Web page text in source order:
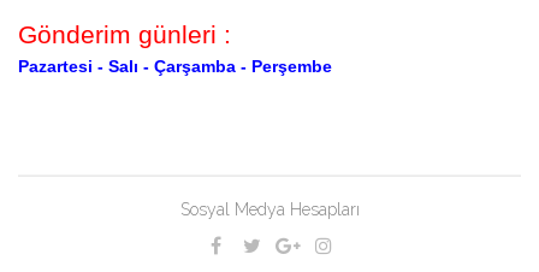
Gönderim günleri :
Pazartesi - Salı - Çarşamba - Perşembe
Sosyal Medya Hesapları